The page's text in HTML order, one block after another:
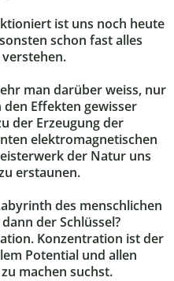
ist uns noch heute
schon fast alles
man darüber weiss, nur
Effekten gewisser
der Erzeugung der
elektromagnetischen
der Natur uns
erstaunen.
des menschlichen
der Schlüssel?
Konzentration ist der
Potential und allen
machen suchst.